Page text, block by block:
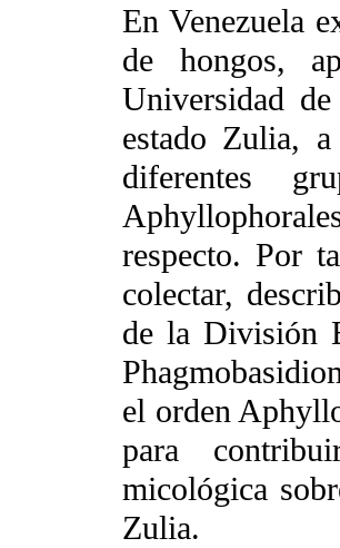
En Venezuela
de hongos,
Universidad
estado Zulia,
diferentes
respecto. Por
colectar,
de la División
el orden
para
micológica
Zulia.